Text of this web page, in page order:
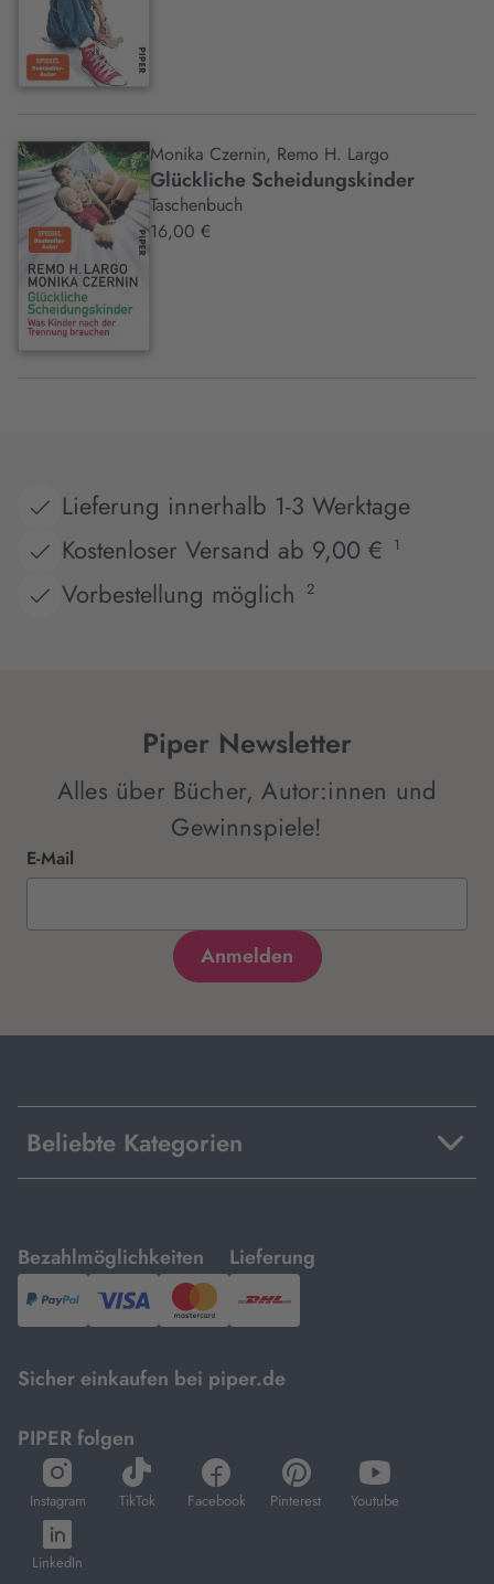
Monika Czernin, Remo H. Largo
Glückliche Scheidungskinder
Taschenbuch
16,00 €
Lieferung innerhalb 1-3 Werktage
Kostenloser Versand ab 9,00 €
1
Vorbestellung möglich 2
Piper Newsletter
Alles über Bücher, Autor:innen und
Gewinnspiele!
E-Mail
Beliebte Kategorien
Bezahlmöglichkeiten
mit
PayPal,Visa
und
Lieferung
mit
DHL.
Sicher einkaufen bei piper.de
PIPER folgen
Instagram
öffnet
in
neuem
Tab
TikTok
öffnet
in
Facebook
öffnet
in
Pinterest
öffnet
in
Youtube
öffnet
in
LinkedIn
öffnet
in